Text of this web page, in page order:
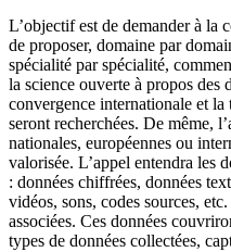
L’objectif est de demander à la
de proposer, domaine par
spécialité par spécialité,
la science ouverte à propos des
convergence internationale et
seront recherchées. De même,
nationales, européennes ou
valorisée. L’appel entendra les
: données chiffrées, données
vidéos, sons, codes sources,
associées. Ces données
types de données collectées,